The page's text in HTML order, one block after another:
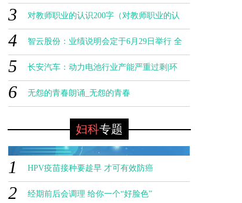
理响新开 提升效能助成才-头条焦点
0
多少钱
3 对教师职业的认识200字（对教师职业的认
识） 焦点热讯
4 智云股份：业绩说明会定于6月29日举行 全
球头条
5 长安汽车：动力电池行业产能严重过剩|环
球短讯
6 无怨的青春朗诵_无怨的青春
妇科专题
1 HPV疫苗接种要趁早 才可有效防癌
2 经期前后会调理 给你一个“好脸色”